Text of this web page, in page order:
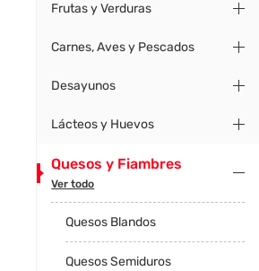
Frutas y Verduras
Carnes, Aves y Pescados
Desayunos
Lácteos y Huevos
Quesos y Fiambres
Ver todo
Quesos Blandos
Quesos Semiduros